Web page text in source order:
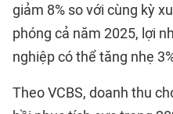
giảm 8% so với cùng kỳ
phóng cả năm 2025, lợi
nghiệp có thể tăng nhẹ
Theo VCBS, doanh thu